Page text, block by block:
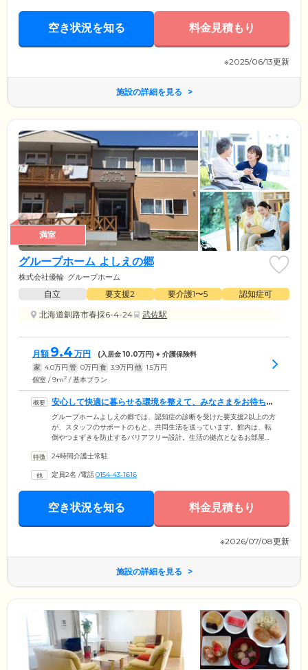
家族と離れてひとり暮らしを続けていくのは不安」という方から「日常
的な介護をしっかりしてくれる場所で暮らしたい」という方まで、どな
たでもお気軽にお問い合わせください。在宅介護サービスを組み合わせ
ながら、安心してお過ごしいただけます。
空き状況を知る 料金見積もり
※2025/06/13更新
施設の詳細を見る
満室
グループホーム よしえの郷
株式会社優輪 グループホーム
自立 要支援2 要介護1〜5
認知症可
北海道釧路市春採6-4-24
武佐駅
月額 9.4 万円 (入居金10.0万円) + 介護保険料
家 4.0万円 管 0万円 食 3.9万円 他 1.5万円
個室 / 9m2 / 基本プラン
安心して快適に暮らせる環境を整えて、みなさまをお待ちし
ています
グループホームよしえの郷では、認知症の診断を受けた要支援2以上の方
が、スタッフのサポートのもと、共同生活を送っています。館内は、転
倒やつまずきを防止するバリアフリー設計。生活の拠点となるお部屋
日3食のほか、おやつもご提供。体調不良や機能低下で食事が進まない場
設置。全介助の方には、職員2名体制にてお手伝いしますので、ご安心く
ださい。当ホームでは、長年の生活様式や趣味の継続ができるよう、ご
す。
24時間介護士常駐
定員2名 /電話0154-43-1616
空き状況を知る 料金見積もり
※2026/07/08更新
施設の詳細を見る